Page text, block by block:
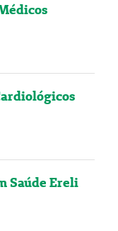
Saúde Ereli